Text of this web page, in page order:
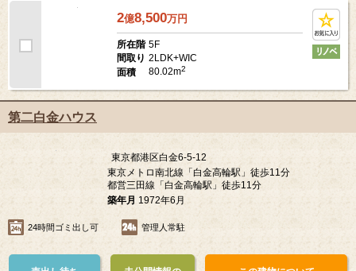
未公開情報の
確認
この建物について
2億8,500万円
間取り
2LDK+WIC
面積
80.02m2
東京都港区白金6-5-12
東京メトロ南北線「白金高輪駅」徒歩11分
都営三田線「白金高輪駅」徒歩11分